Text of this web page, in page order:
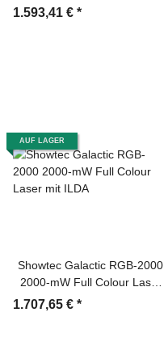
Fat Beam Laser
1.593,41 € *
AUF LAGER
Showtec Galactic RGB-2000
2000-mW Full Colour Laser
mit ILDA
1.707,65 € *